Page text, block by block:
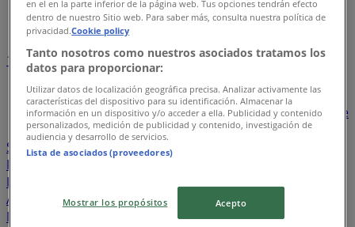
Índice de negocios en Tlilapan
1 45
26
Bodega Aurrera
BBVA Bancomer Walmart
Banorte
Santander
Sam's Club
Farmacias Similares
Soriana Híper
Farmacias Guadalajara
Farmacias del Ahorro
Estafeta
Western Union Chedraui
Banco
Azteca
S-Mart OXXO Casa Ley Woolworth
Mercado
Banamex Costco Merco
en el en la parte inferior de la página web. Tus opciones tendrán efecto
dentro de nuestro Sitio web. Para saber más, consulta nuestra política de
privacidad.Cookie policy
Tanto nosotros como nuestros asociados tratamos los
datos para proporcionar:
Utilizar datos de localización geográfica precisa. Analizar activamente las
características del dispositivo para su identificación. Almacenar la
información en un dispositivo y/o acceder a ella. Publicidad y contenido
personalizados, medición de publicidad y contenido, investigación de
audiencia y desarrollo de servicios.
Lista de asociados (proveedores)
Mostrar los propósitos Acepto